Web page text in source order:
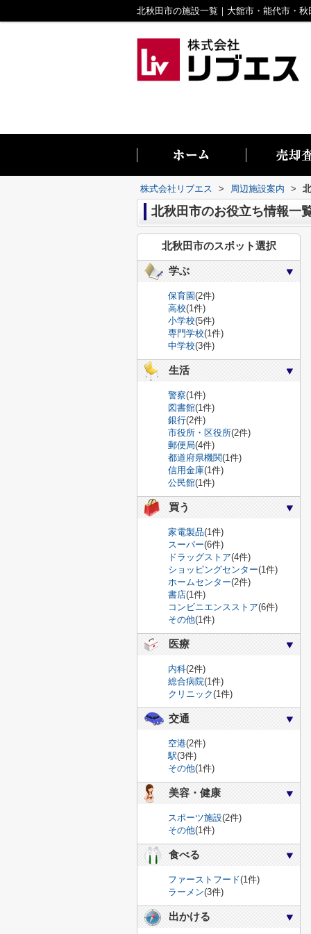
株式会社リブエス > 周辺施設案内 >
北秋田市のお役立ち情報一
北秋田市のスポット選択
学ぶ
保育園(2件)
高校(1件)
小学校(5件)
専門学校(1件)
中学校(3件)
生活
警察(1件)
図書館(1件)
銀行(2件)
市役所・区役所(2件)
郵便局(4件)
都道府県機関(1件)
信用金庫(1件)
公民館(1件)
買う
家電製品(1件)
スーパー(6件)
ドラッグストア(4件)
ショッピングセンター(1件)
ホームセンター(2件)
書店(1件)
コンビニエンスストア(6件)
その他(1件)
医療
内科(2件)
総合病院(1件)
クリニック(1件)
交通
空港(2件)
駅(3件)
その他(1件)
美容・健康
スポーツ施設(2件)
その他(1件)
食べる
ファーストフード(1件)
ラーメン(3件)
出かける